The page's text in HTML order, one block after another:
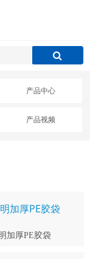
产品中心
产品视频
加厚PE胶袋